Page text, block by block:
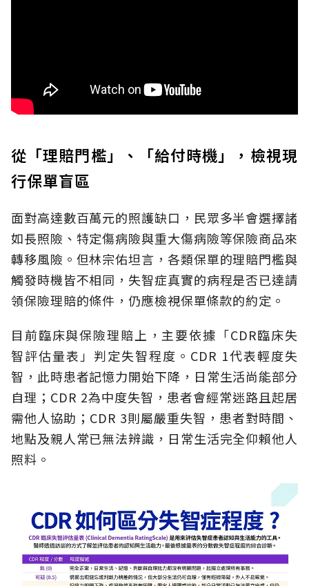
從「理賠門檻」、「給付時機」，檢視現
行保單盲區
面對高達數百萬元的照護缺口，民眾多半會選擇諸
如長照險、特定傷病險與重大傷病險等保險商品來
轉移風險。但林宗佑坦言，各類保單的理賠門檻與
觸發時機皆不相同，失智症真實的病程是否已達請
領保險理賠的條件，仍應檢視保單條款的約定。
目前臨床與保險理賠上，主要依據「CDR臨床失
智評估量表」判定失智程度。CDR 1代表輕度失
智，此時患者記憶力開始下降，日常生活尚能部分
自理；CDR 2為中度失智，患者會經常迷路且起居
需他人協助；CDR 3則屬嚴重失智，患者對時間、
地點及親人常已無法辨識，日常生活完全仰賴他人
照料。